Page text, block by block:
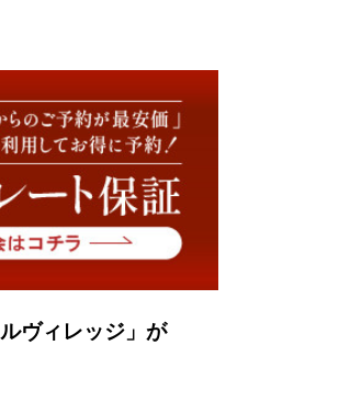
ヴィレッジ」が